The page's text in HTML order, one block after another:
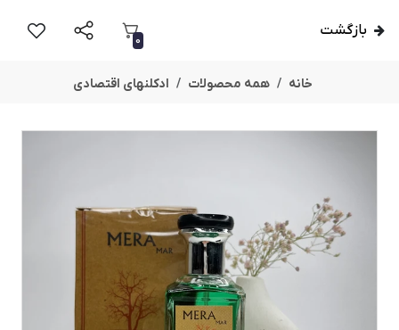
بازگشت
0
خانه همه محصولات ادکلنهای اقتصادی